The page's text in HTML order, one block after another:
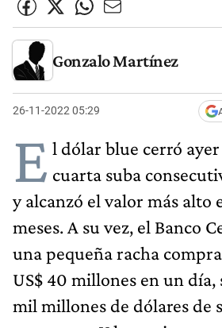
Gonzalo Martínez
26-11-2022 05:29
E l dólar blue cerró
cuarta suba
y alcanzó el valor más alto
meses. A su vez, el Banco
una pequeña racha
US$ 40 millones en un día,
mil millones de dólares de